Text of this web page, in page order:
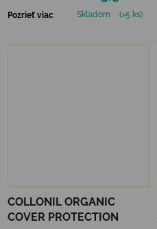
Pozrieť viac Skladom (>5 ks)
COLLONIL ORGANIC
COVER PROTECTION